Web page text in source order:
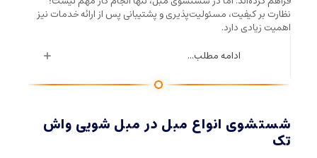
نظارت بر کیفیت، مسئولیت‌پذیری و پشتیبانی پس از ارائه خدمات نیز
اهمیت زیادی دارد.
ادامه مطلب...
شستشوی انواع مبل در مبل شویی واش
تک